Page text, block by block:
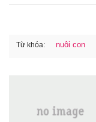
Từ khóa: nuôi con